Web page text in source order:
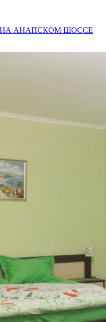
НА АНАПСКОМ ШОССЕ